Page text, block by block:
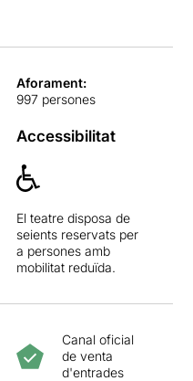
Aforament:
997 persones
Accessibilitat
El teatre disposa de
seients reservats per
a persones amb
mobilitat reduïda.
Canal oficial
de venta
d'entrades